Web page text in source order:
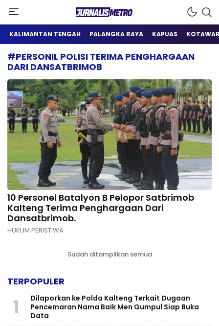
Jurnalis Metro
Satu Wadah Informasi
KALIMANTAN TENGAH PALANGKA RAYA KAPUAS
#PERSONIL POLISI TERIMA PENGHARGAAN
DARI DANSATBRIMOB
10 Personel Batalyon B Pelopor Satbrimob
Kalteng Terima Penghargaan Dari
Dansatbrimob.
HUKUM PERISTIWA
Sudah ditampilkan semua
TERPOPULER
1
Dilaporkan ke Polda Kalteng Terkait Dugaan
Pencemaran Nama Baik Men Gumpul Siap Buka
Data